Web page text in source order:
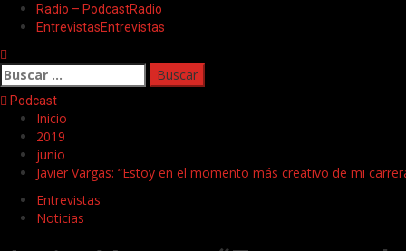
Radio – PodcastRadio
EntrevistasEntrevistas
Buscar:
Podcast
Inicio
2019
junio
Javier Vargas: “Estoy en el momento más creativo de mi
Entrevistas
Noticias